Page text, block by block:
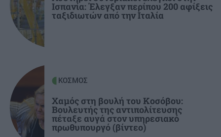
14:15
ΕΛΛΑΔΑ
Λαγονήσι: Εκτός κινδύνου οι δύο αστυνομικοί,
συνελήφθη 20χρονος Γερμανός – Πώς έγινε το
τροχαίο
Ισπανία: Έλεγξαν περίπου 200 αφίξεις
ταξιδιωτών από την Ιταλία
ΚΟΣΜΟΣ
Χαμός στη βουλή του Κοσόβου:
Βουλευτής της αντιπολίτευσης
πέταξε αυγά στον υπηρεσιακό
πρωθυπουργό (βίντεο)